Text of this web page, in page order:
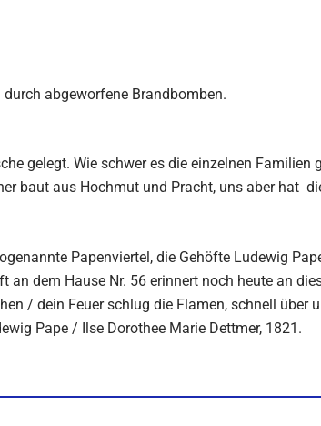
abgeworfene Brandbomben.
gelegt. Wie schwer es die einzelnen Familien
baut aus Hochmut und Pracht, uns aber hat
Papenviertel, die Gehöfte Ludewig
an dem Hause Nr. 56 erinnert noch heute an
/ dein Feuer schlug die Flamen, schnell über
Pape / Ilse Dorothee Marie Dettmer, 1821.